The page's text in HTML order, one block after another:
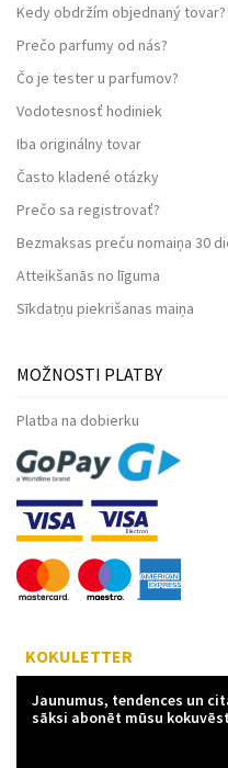
Kedy obdržím objednaný tovar?
Prečo parfumy od nás?
Čo je tester u parfumov?
Vodotesnosť hodiniek
Iba originálny tovar
Často kladené otázky
Prečo sa registrovať?
Bezmaksas preču nomaiņa 30
Atteikšanās no līguma
Sīkdatņu piekrišanas maiņa
MOŽNOSTI PLATBY
Platba na dobierku
KOKULETTER
Jaunumus, tendences un
sāksi abonēt mūsu